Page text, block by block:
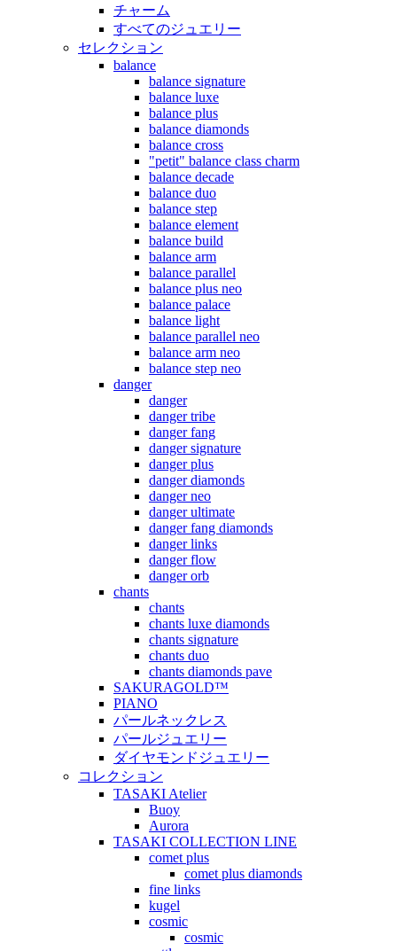
チャーム
すべてのジュエリー
セレクション
balance
balance signature
balance luxe
balance plus
balance diamonds
balance cross
"petit" balance class charm
balance decade
balance duo
balance step
balance element
balance build
balance arm
balance parallel
balance plus neo
balance palace
balance light
balance parallel neo
balance arm neo
balance step neo
danger
danger
danger tribe
danger fang
danger signature
danger plus
danger diamonds
danger neo
danger ultimate
danger fang diamonds
danger links
danger flow
danger orb
chants
chants
chants luxe diamonds
chants signature
chants duo
chants diamonds pave
SAKURAGOLD™
PIANO
パールネックレス
パールジュエリー
ダイヤモンドジュエリー
コレクション
TASAKI Atelier
Buoy
Aurora
TASAKI COLLECTION LINE
comet plus
comet plus diamonds
fine links
kugel
cosmic
cosmic